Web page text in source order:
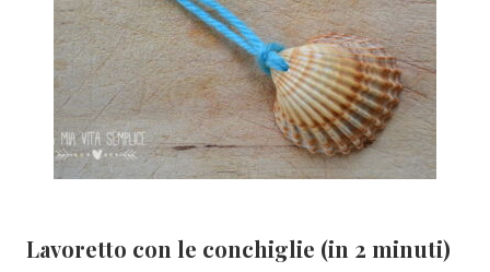
Lavoretto con le conchiglie (in 2 minuti)